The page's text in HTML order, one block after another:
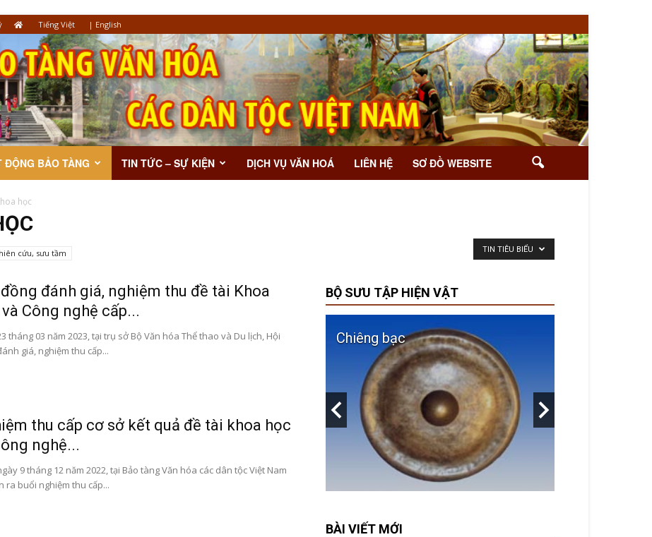
Tiếng Việt | English
ĐỘNG BẢO TÀNG TIN TỨC – SỰ KIỆN DỊCH VỤ VĂN HOÁ LIÊN HỆ SƠ ĐỒ WEBSITE
học
cứu, sưu tầm TIN TIÊU BIỂU
đánh giá, nghiệm thu đề tài Khoa
Công nghệ cấp...
tháng 03 năm 2023, tại trụ sở Bộ Văn hóa Thể thao và Du lịch, Hội
giá, nghiệm thu cấp...
thu cấp cơ sở kết quả đề tài khoa học
nghệ...
9 tháng 12 năm 2022, tại Bảo tàng Văn hóa các dân tộc Việt Nam
ra buổi nghiệm thu cấp...
BỘ SƯU TẬP HIỆN VẬT
Chăm Trống đồng Đông Sơn Chiêng bạc
BÀI VIẾT MỚI